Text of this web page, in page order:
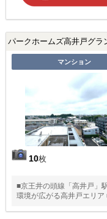
マンション
10枚
■京王井の頭線「高井戸」
環境が広がる高井戸エリ